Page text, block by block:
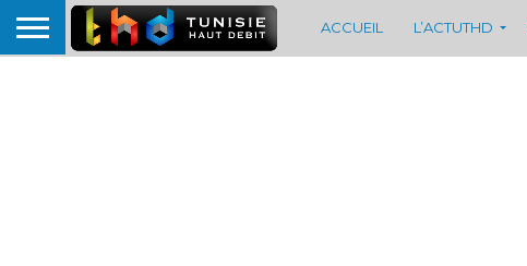
ACCUEIL L’ACTUTHD